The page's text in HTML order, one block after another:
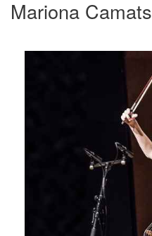
Mariona Camats